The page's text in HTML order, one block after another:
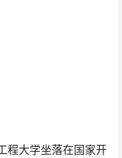
大学坐落在国家开